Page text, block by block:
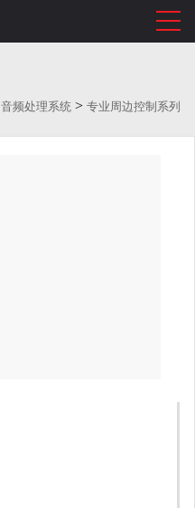
音频处理系统 > 专业周边控制系列